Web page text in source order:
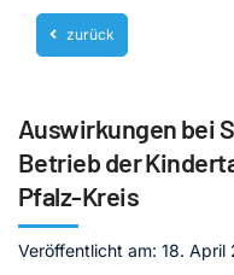
Unternehmen
Mediathek
Jetzt abonnieren
Kontakt
zurück
Auswirkungen bei
Betrieb der
Pfalz-Kreis
Veröffentlicht am: 18. April